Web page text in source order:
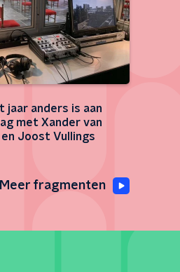
jaar anders is aan
met Xander van
Joost Vullings
Meer fragmenten